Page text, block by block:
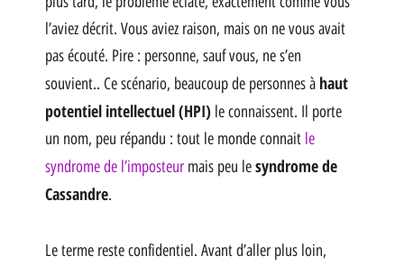
l’aviez décrit. Vous aviez raison, mais on ne vous avait
pas écouté. Pire : personne, sauf vous, ne s’en
souvient.. Ce scénario, beaucoup de personnes à haut
potentiel intellectuel (HPI) le connaissent. Il porte
un nom, peu répandu : tout le monde connait le
syndrome de l’imposteur mais peu lesyndrome de
Cassandre.
Le terme reste confidentiel. Avant d’aller plus loin,